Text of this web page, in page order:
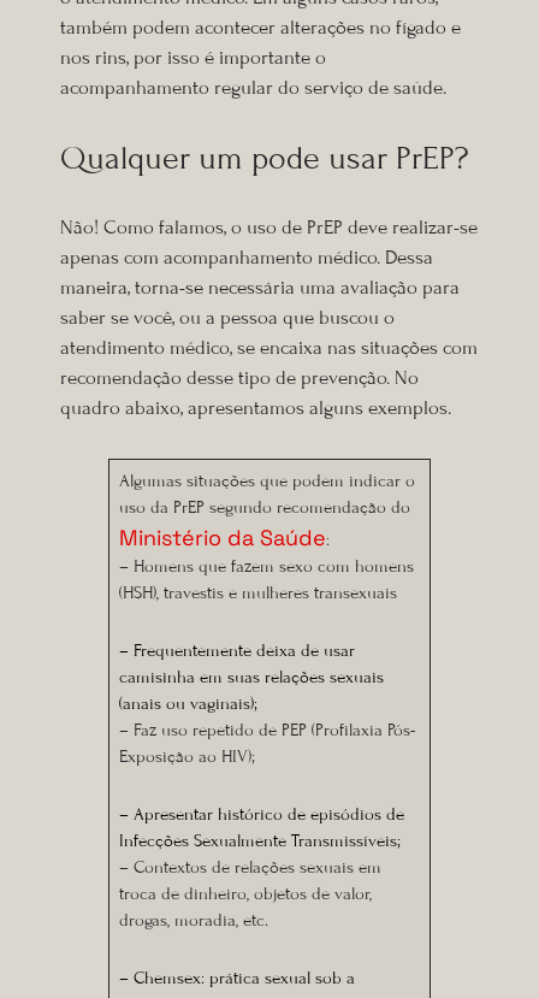
também podem acontecer alterações no fígado e
nos rins, por isso é importante o
acompanhamento regular do serviço de saúde.
Qualquer um pode usar PrEP?
Não! Como falamos, o uso de PrEP deve realizar-se
apenas com acompanhamento médico. Dessa
maneira, torna-se necessária uma avaliação para
saber se você, ou a pessoa que buscou o
atendimento médico, se encaixa nas situações com
recomendação desse tipo de prevenção. No
quadro abaixo, apresentamos alguns exemplos.
Algumas situações que podem indicar o
uso da PrEP segundo recomendação do
Ministério da Saúde:
– Homens que fazem sexo com homens
(HSH), travestis e mulheres transexuais
– Frequentemente deixa de usar
camisinha em suas relações sexuais
(anais ou vaginais);
– Faz uso repetido de PEP (Profilaxia Pós-
Exposição ao HIV);
– Apresentar histórico de episódios de
Infecções Sexualmente Transmissíveis;
– Contextos de relações sexuais em
troca de dinheiro, objetos de valor,
drogas, moradia, etc.
– Chemsex: prática sexual sob a